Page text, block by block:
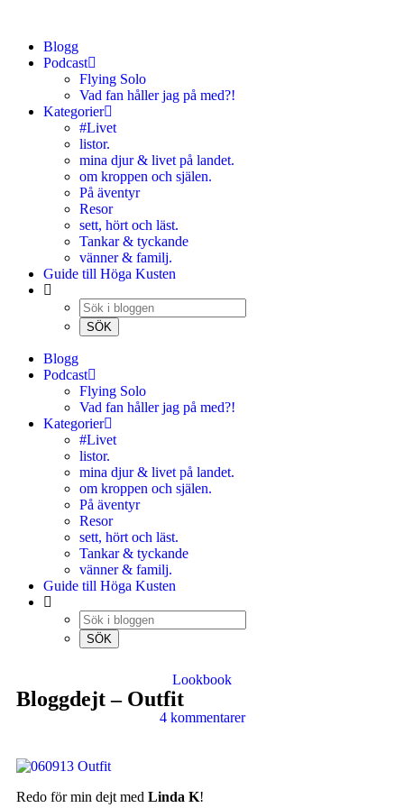
Blogg
Podcast
Flying Solo
Vad fan håller jag på med?!
Kategorier
#Livet
listor.
mina djur & livet på landet.
om kroppen och själen.
På äventyr
Resor
sett, hört och läst.
Tankar & tyckande
vänner & familj.
Guide till Höga Kusten
Blogg
Podcast
Flying Solo
Vad fan håller jag på med?!
Kategorier
#Livet
listor.
mina djur & livet på landet.
om kroppen och själen.
På äventyr
Resor
sett, hört och läst.
Tankar & tyckande
vänner & familj.
Guide till Höga Kusten
Lookbook
Bloggdejt – Outfit
4 kommentarer
Redo för min dejt med Linda K!